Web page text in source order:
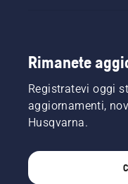
Rimanete
Registratevi oggi
aggiornamenti,
Husqvarna.